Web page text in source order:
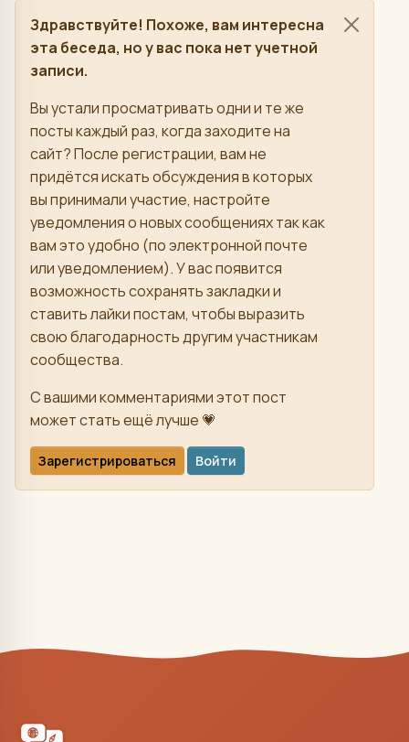
Здравствуйте! Похоже, вам интересна
эта беседа, но у вас пока нет учетной
записи.
Вы устали просматривать одни и те же
посты каждый раз, когда заходите на
сайт? После регистрации, вам не
придётся искать обсуждения в которых
вы принимали участие, настройте
уведомления о новых сообщениях так как
вам это удобно (по электронной почте
или уведомлением). У вас появится
возможность сохранять закладки и
ставить лайки постам, чтобы выразить
свою благодарность другим участникам
сообщества.
С вашими комментариями этот пост
может стать ещё лучше 💗
Зарегистрироваться Войти